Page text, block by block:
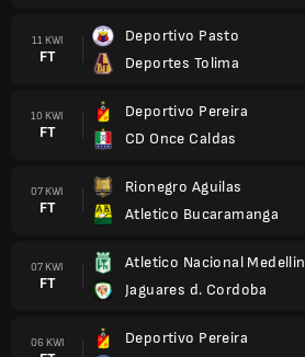
11 KWI
FT
Deportivo Pasto
Deportes Tolima
10 KWI
FT
Deportivo Pereira
CD Once Caldas
07 KWI
FT
Rionegro Aguilas
Atletico Bucaramanga
07 KWI
FT
Atletico Nacional Medellin
Jaguares d. Cordoba
06 KWI
Deportivo Pereira